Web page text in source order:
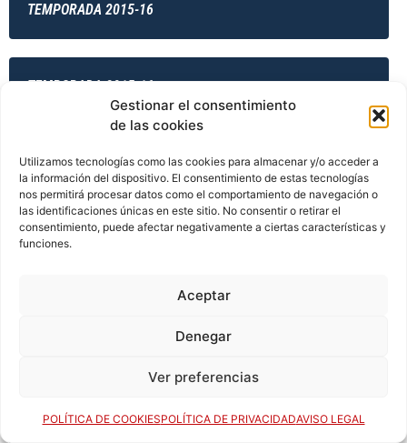
Gestionar el consentimiento
de las cookies
Utilizamos tecnologías como las cookies para almacenar y/o acceder a
la información del dispositivo. El consentimiento de estas tecnologías
nos permitirá procesar datos como el comportamiento de navegación o
las identificaciones únicas en este sitio. No consentir o retirar el
consentimiento, puede afectar negativamente a ciertas características y
funciones.
Aceptar
Denegar
Ver preferencias
POLÍTICA DE COOKIESPOLÍTICA DE PRIVACIDADAVISO LEGAL
TEMPORADA 2015-16
TEMPORADA 2015-16
TEMPORADA 2015-16
TEMPORADA 2015-16